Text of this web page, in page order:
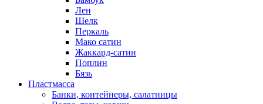
Лен
Шелк
Перкаль
Мако сатин
Жаккард-сатин
Поплин
Бязь
Пластмасса
Банки, контейнеры, салатницы